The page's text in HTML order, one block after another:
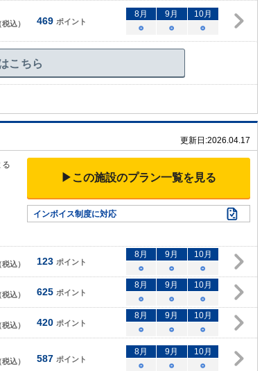
税込） 469 ポイント
8月 9月 10月
○
○ ○
こちら
更新日:2026.04.17
▶この施設のプラン一覧を見る
インボイス制度に対応
税込） 123 ポイント
8月 9月 10月
○
○ ○
税込） 625 ポイント
8月 9月 10月
○
○ ○
税込） 420 ポイント
8月 9月 10月
○
○ ○
税込） 587 ポイント
8月 9月 10月
○
○ ○